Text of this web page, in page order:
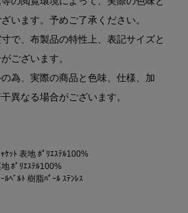
います。予めご了承ください。
で、布製品の特性上、表記サイズと
ございます。
為、実際の商品と色味、仕様、加
異なる場合がございます。
ｬｹｯﾄ 表地 ﾎﾟﾘｴｽﾃﾙ100%
ﾎﾟﾘｴｽﾃﾙ100%
ｰﾙﾍﾞﾙﾄ 樹脂ﾊﾟｰﾙ ｽﾃﾝﾚｽ